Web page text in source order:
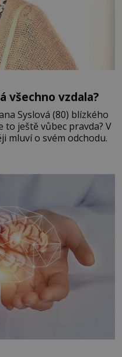
všechno vzdala?
Syslová (80) blízkého
ještě vůbec pravda? V
mluví o svém odchodu.